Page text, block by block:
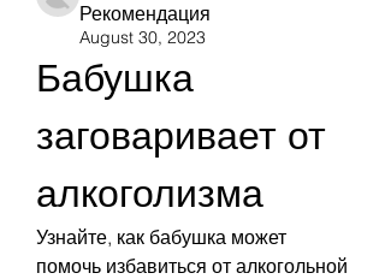
Рекомендация
August 30, 2023
Бабушка
заговаривает от
алкоголизма
Узнайте, как бабушка может
помочь избавиться от алкогольной